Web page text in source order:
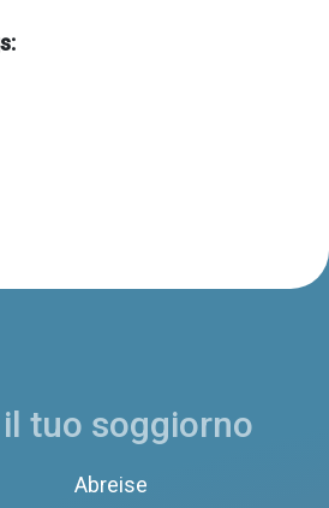
tuo soggiorno
Abreise